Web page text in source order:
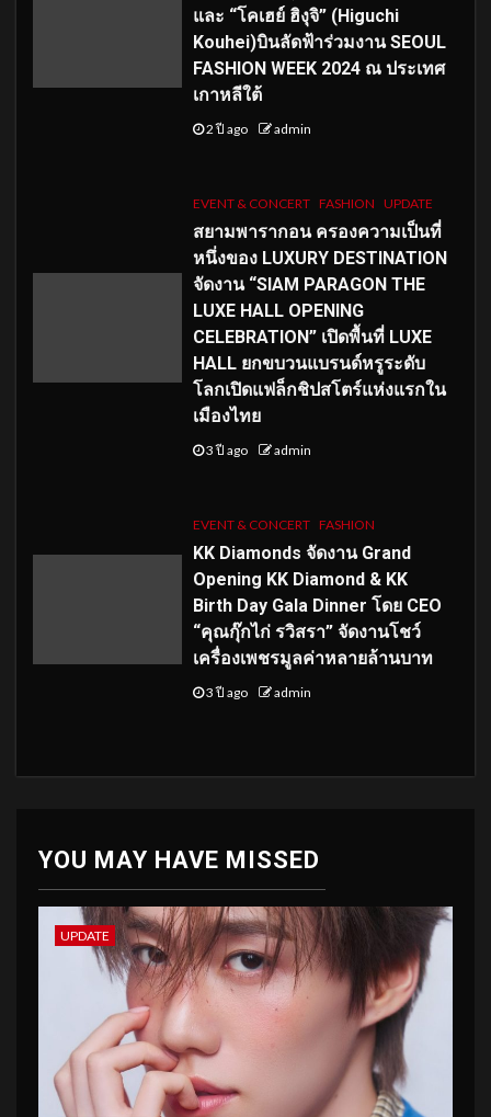
และ “โคเฮย์ ฮิงุจิ” (Higuchi
Kouhei)บินลัดฟ้าร่วมงาน SEOUL
FASHION WEEK 2024 ณ ประเทศ
เกาหลีใต้
2 ปี ago admin
EVENT & CONCERT FASHION UPDATE
สยามพารากอน ครองความเป็นที่
หนึ่งของ LUXURY DESTINATION
จัดงาน “SIAM PARAGON THE
LUXE HALL OPENING
CELEBRATION” เปิดพื้นที่ LUXE
HALL ยกขบวนแบรนด์หรูระดับ
โลกเปิดแฟล็กชิปสโตร์แห่งแรกใน
เมืองไทย
3 ปี ago admin
EVENT & CONCERT FASHION
KK Diamonds จัดงาน Grand
Opening KK Diamond & KK
Birth Day Gala Dinner โดย CEO
“คุณกุ๊กไก่ รวิสรา” จัดงานโชว์
เครื่องเพชรมูลค่าหลายล้านบาท
3 ปี ago admin
YOU MAY HAVE MISSED
UPDATE